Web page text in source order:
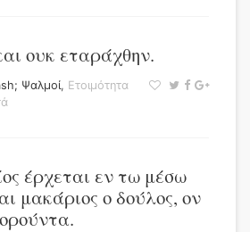
ουκ εταράχθην.
Ψαλμοί, Ετοιμότητα
έρχεται εν τω μέσω
μακάριος ο δούλος, ον